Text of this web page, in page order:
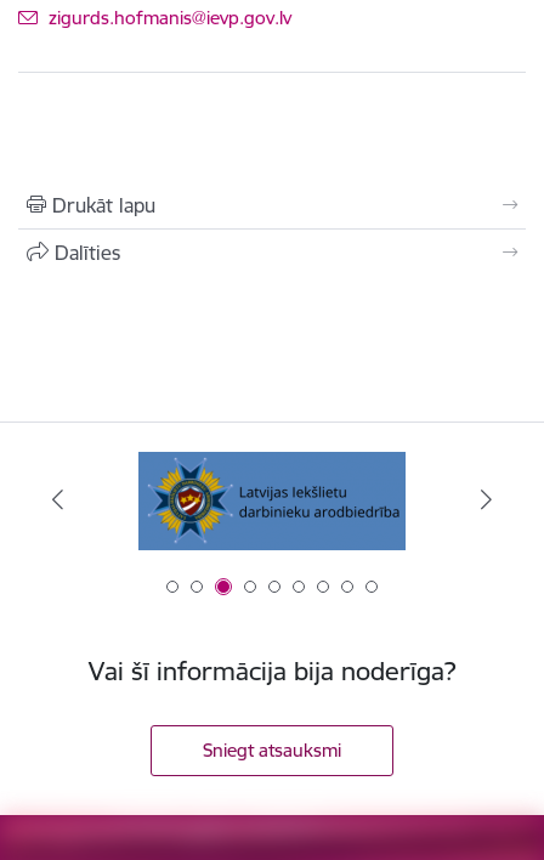
E-pasts:
zigurds.hofmanis@ievp.gov.lv
Drukāt lapu
Dalīties
Vai šī informācija bija noderīga?
Sniegt atsauksmi